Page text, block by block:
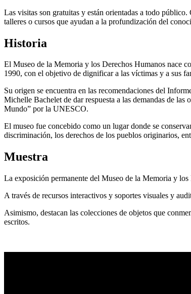
Las visitas son gratuitas y están orientadas a todo
talleres o cursos que ayudan a la profundización del
Historia
El Museo de la Memoria y los Derechos Humanos nace
1990, con el objetivo de dignificar a las víctimas y a sus
Su origen se encuentra en las recomendaciones del
Michelle Bachelet de dar respuesta a las demandas de
Mundo” por la UNESCO.
El museo fue concebido como un lugar donde se
discriminación, los derechos de los pueblos originarios,
Muestra
La exposición permanente del Museo de la Memoria y
A través de recursos interactivos y soportes visuales y
Asimismo, destacan las colecciones de objetos que
escritos.